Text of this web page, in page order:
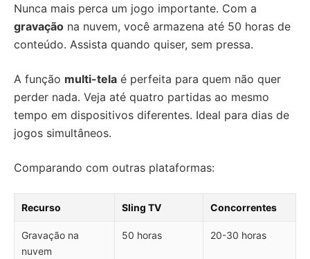
Nunca mais perca um jogo importante. Com a
gravação na nuvem, você armazena até 50 horas de
conteúdo. Assista quando quiser, sem pressa.
A função multi-tela é perfeita para quem não quer
perder nada. Veja até quatro partidas ao mesmo
tempo em dispositivos diferentes. Ideal para dias de
jogos simultâneos.
Comparando com outras plataformas:
Recurso Sling TV Concorrentes
Gravação na
nuvem
50 horas 20-30 horas